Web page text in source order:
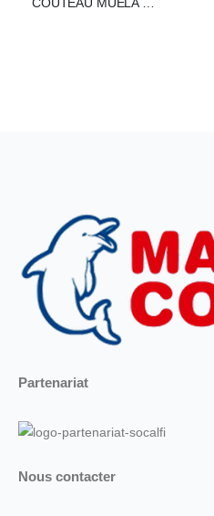
Partenariat
Nous contacter